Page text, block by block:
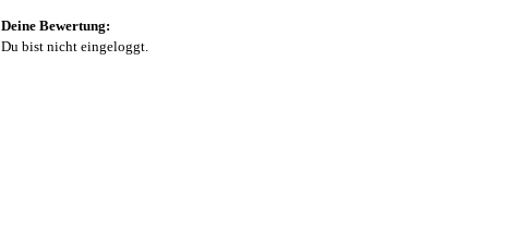
Deine Bewertung:
Du bist nicht eingeloggt.